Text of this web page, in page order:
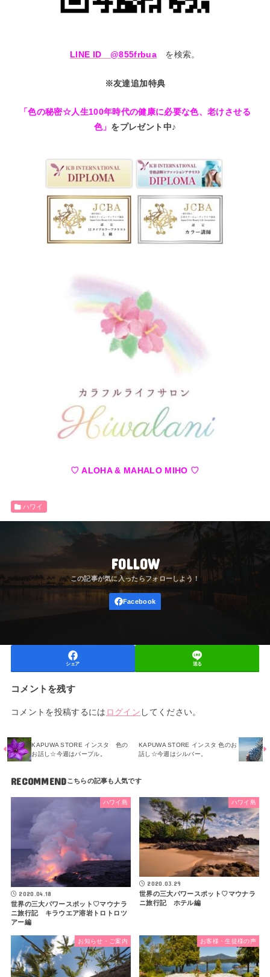
LINE ID @855frbua を検索。
※友達追加特典
「色の秘密☆人生100年時代の健康に必要な色、老けさせる
色」 をプレゼント中♪
♡ ALOHA & MAHALO MIHO ♡
ハワイ
FOLLOW
シェア 送る
コメントを残す
コメントを投稿するには ログイン してください。
KAPUWA STORE インスタ 色の
お話し☆今週はパープル。
KAPUWA STORE インスタ 色のお
話し☆今週はシルバー。
RECOMMEND
ハワイ島
2020.04.18
世界の三大パワースポット♡マウナラ
ニ旅行記 キラウエア溶岩トロトロツ
アー編
ハワイ島
2020.03.29
世界の三大パワースポット♡マウナラ
ニ旅行記 ホテル編
お知らせ・ご案内 お客様・生徒様の声